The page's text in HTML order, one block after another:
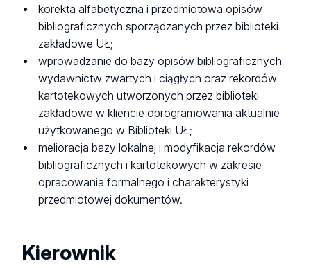
korekta alfabetyczna i przedmiotowa opisów
bibliograficznych sporządzanych przez biblioteki
zakładowe UŁ;
wprowadzanie do bazy opisów bibliograficznych
wydawnictw zwartych i ciągłych oraz rekordów
kartotekowych utworzonych przez biblioteki
zakładowe w kliencie oprogramowania aktualnie
użytkowanego w Biblioteki UŁ;
melioracja bazy lokalnej i modyfikacja rekordów
bibliograficznych i kartotekowych w zakresie
opracowania formalnego i charakterystyki
przedmiotowej dokumentów.
Kierownik